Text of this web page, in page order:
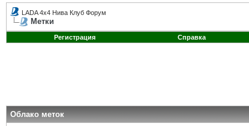
LADA 4x4 Нива Клуб Форум
Метки
Регистрация
Справка
Облако меток